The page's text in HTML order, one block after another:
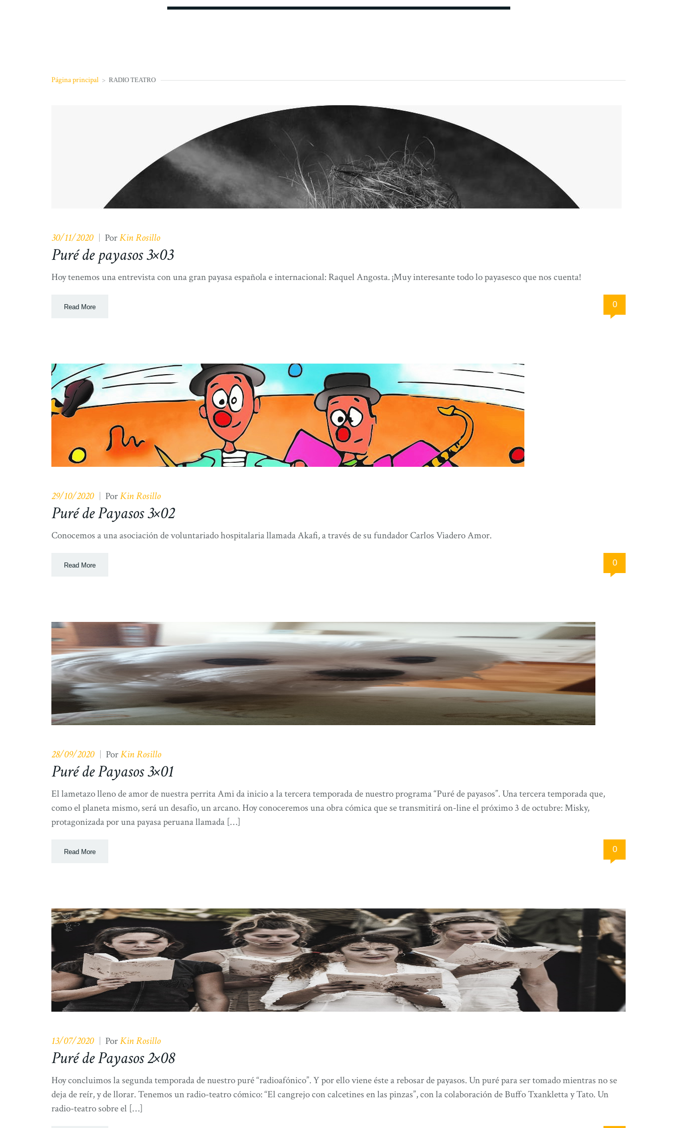
Página principal > RADIO TEATRO
30/11/2020 | PorKin Rosillo
Puré de payasos 3×03
Hoy tenemos una entrevista con una gran payasa española e internacional: Raquel Angosta. ¡Muy interesante todo lo payasesco que nos cuenta!
Read More 0
29/10/2020 | PorKin Rosillo
Puré de Payasos 3×02
Conocemos a una asociación de voluntariado hospitalaria llamada Akafi, a través de su fundador Carlos Viadero Amor.
Read More 0
28/09/2020 | PorKin Rosillo
Puré de Payasos 3×01
El lametazo lleno de amor de nuestra perrita Ami da inicio a la tercera temporada de nuestro programa “Puré de payasos”. Una tercera temporada que,
como el planeta mismo, será un desafío, un arcano. Hoy conoceremos una obra cómica que se transmitirá on-line el próximo 3 de octubre: Misky,
protagonizada por una payasa peruana llamada […]
Read More 0
13/07/2020 | PorKin Rosillo
Puré de Payasos 2×08
Hoy concluimos la segunda temporada de nuestro puré “radioafónico”. Y por ello viene éste a rebosar de payasos. Un puré para ser tomado mientras no se
deja de reír, y de llorar. Tenemos un radio-teatro cómico: “El cangrejo con calcetines en las pinzas”, con la colaboración de Buffo Txankletta y Tato. Un
radio-teatro sobre el […]